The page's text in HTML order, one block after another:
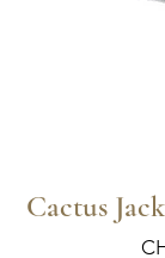
Cactus